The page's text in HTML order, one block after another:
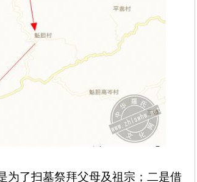
为了扫墓祭拜父母及祖宗；二是借